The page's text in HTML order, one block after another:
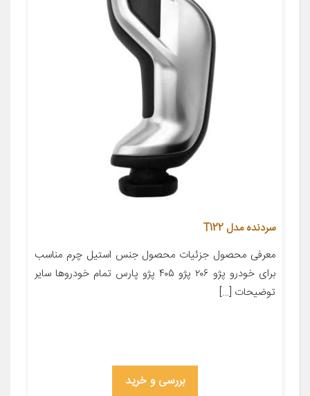
سردنده مدل T122
معرفی محصول جزئیات محصول جنس استیل چرم مناسب
برای خودرو پژو ۲۰۶ پژو ۴۰۵ پژو پارس تمام خودروها سایر
توضیحات […]
بررسی و خرید